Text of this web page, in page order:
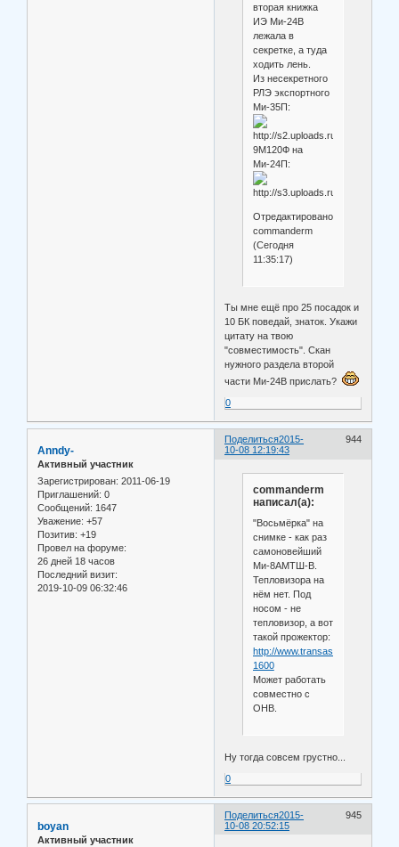
вторая книжка
ИЭ Ми-24В
лежала в
секретке, а туда
ходить лень.
Из несекретного
РЛЭ экспортного
Ми-35П:
9М120Ф на
Ми-24П:
Отредактировано
commanderm
(Сегодня
11:35:17)
Ты мне ещё про 25 посадок и
10 БК поведай, знаток. Укажи
цитату на твою
"совместимость". Скан
нужного раздела второй
части Ми-24В прислать?
0
Поделиться 944
2015-
10-08 12:19:43
Anndy-
Активный участник
Зарегистрирован: 2011-06-19
Приглашений: 0
Сообщений: 1647
Уважение: +57
Позитив: +19
Провел на форуме:
26 дней 18 часов
Последний визит:
2019-10-09 06:32:46
commanderm
написал(а):
"Восьмёрка" на
снимке - как раз
самоновейший
Ми-8АМТШ-В.
Тепловизора на
нём нет. Под
носом - не
тепловизор, а вот
такой прожектор:
http://www.transas.ru/products/
1600
Может работать
совместно с
ОНВ.
Ну тогда совсем грустно...
0
Поделиться 945
2015-
10-08 20:52:15
boyan
Активный участник